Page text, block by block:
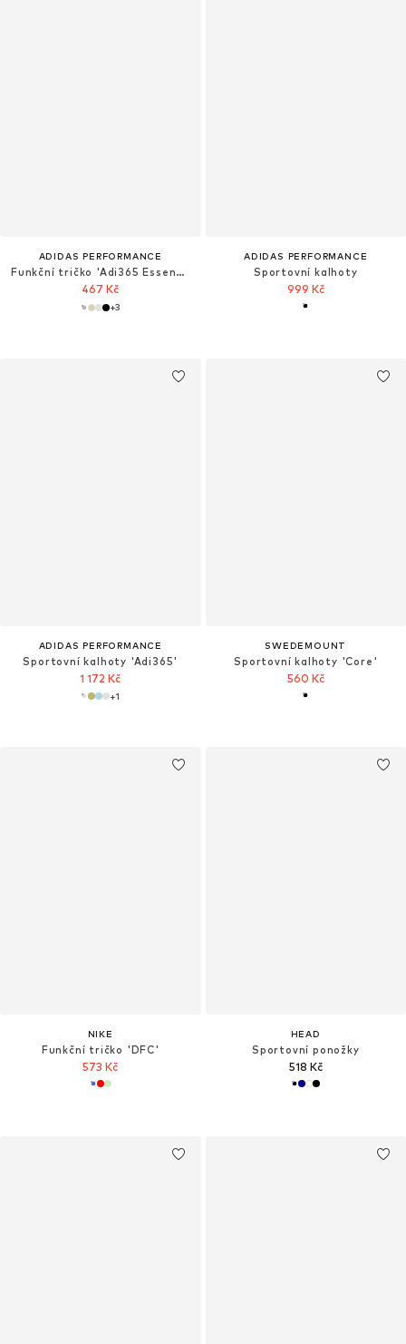
ADIDAS PERFORMANCE
Funkční tričko 'Adi365 Essentials'
467 Kč
+3
ADIDAS PERFORMANCE
Sportovní kalhoty
999 Kč
ADIDAS PERFORMANCE
Sportovní kalhoty 'Adi365'
1 172 Kč
+1
SWEDEMOUNT
Sportovní kalhoty 'Core'
560 Kč
NIKE
Funkční tričko 'DFC'
573 Kč
HEAD
Sportovní ponožky
518 Kč